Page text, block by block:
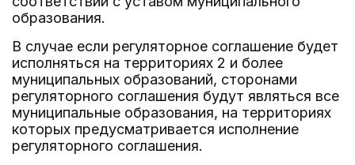
образования.
В случае если регуляторное соглашение будет
исполняться на территориях 2 и более
муниципальных образований, сторонами
регуляторного соглашения будут являться все
муниципальные образования, на территориях
которых предусматривается исполнение
регуляторного соглашения.